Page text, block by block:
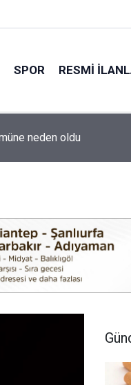
SPOR RESMI